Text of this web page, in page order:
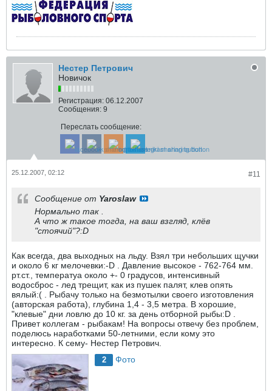
Нестер Петрович
Новичок
Регистрация: 06.12.2007
Сообщения: 9
Переслать сообщение:
#11
25.12.2007, 02:12
Сообщение от Yaroslaw
Нормально так .
А что ж такое тогда, на ваш взгляд, клёв
"стоячий"?:D
Как всегда, два выходных на льду. Взял три небольших щучки
и около 6 кг мелочевки:-D . Давление высокое - 762-764 мм.
рт.ст., температуа около +- 0 градусов, интенсивный
водосброс - лед трещит, как из пушек палят, клев опять
вялый:( . Рыбачу только на безмотылки своего изготовления
(авторская работа), глубина 1,4 - 3,5 метра. В хорошие,
"клевые" дни ловлю до 10 кг. за день отборной рыбы:D .
Привет коллегам - рыбакам! На вопросы отвечу без проблем,
поделюсь наработками 50-летними, если кому это
интересно. К сему- Нестер Петрович.
2 Фото